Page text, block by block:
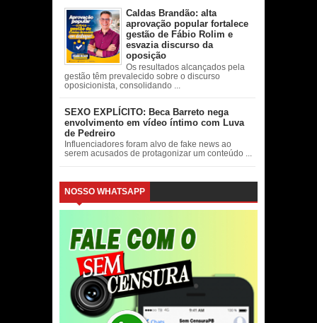
Caldas Brandão: alta
aprovação popular fortalece
gestão de Fábio Rolim e
esvazia discurso da
oposição
Os resultados alcançados pela
gestão têm prevalecido sobre o discurso
oposicionista, consolidando ...
SEXO EXPLÍCITO: Beca Barreto nega
envolvimento em vídeo íntimo com Luva
de Pedreiro
Influenciadores foram alvo de fake news ao
serem acusados de protagonizar um conteúdo ...
NOSSO WHATSAPP